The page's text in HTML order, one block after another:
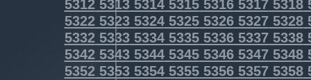
5312531353145315531653175318
5322532353245325532653275328
5332533353345335533653375338
5342534353445345534653475348
5352535353545355535653575358